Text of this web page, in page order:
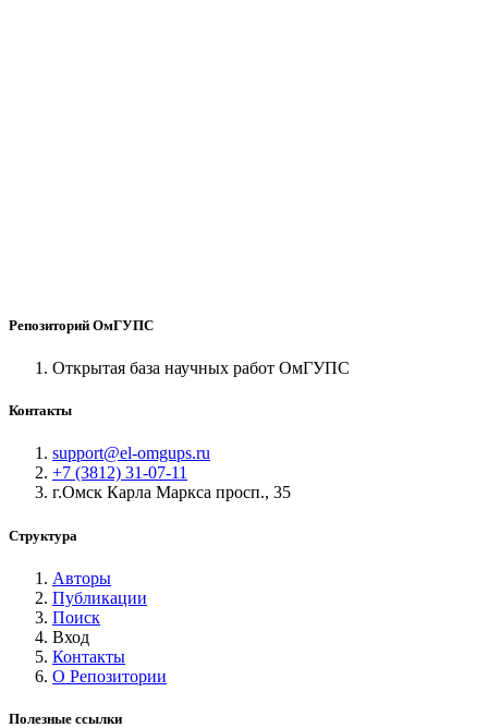
Репозиторий ОмГУПС
Открытая база научных работ ОмГУПС
Контакты
support@el-omgups.ru
+7 (3812) 31-07-11
г.Омск Карла Маркса просп., 35
Структура
Авторы
Публикации
Поиск
Вход
Контакты
О Репозитории
Полезные ссылки